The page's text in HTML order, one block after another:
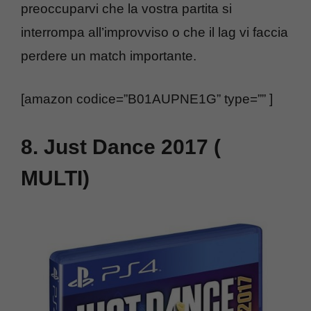
preoccuparvi che la vostra partita si
interrompa all’improvviso o che il lag vi faccia
perdere un match importante.
[amazon codice=”B01AUPNE1G” type=”” ]
8. Just Dance 2017 (
MULTI)